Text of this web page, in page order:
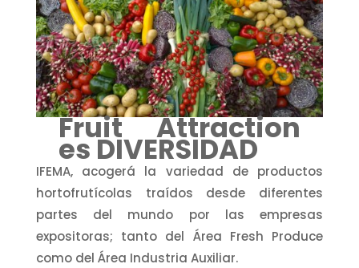
Fruit Attraction
es DIVERSIDAD
IFEMA, acogerá la variedad de productos
hortofrutícolas traídos desde diferentes
partes del mundo por las empresas
expositoras; tanto del Área Fresh Produce
como del Área Industria Auxiliar.